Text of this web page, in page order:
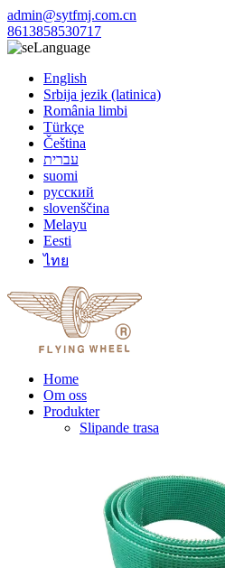
admin@sytfmj.com.cn
8613858530717
Language
English
Srbija jezik (latinica)
România limbi
Türkçe
Čeština
עברית
suomi
русский
slovenščina
Melayu
Eesti
ไทย
Home
Om oss
Produkter
Slipande trasa